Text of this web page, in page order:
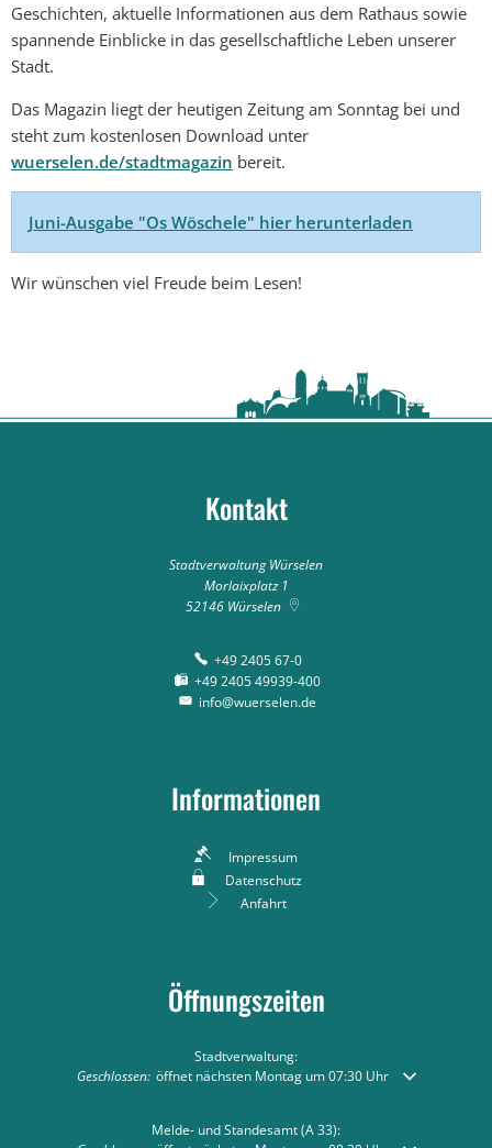
Geschichten, aktuelle Informationen aus dem Rathaus sowie
spannende Einblicke in das gesellschaftliche Leben unserer
Stadt.
Das Magazin liegt der heutigen Zeitung am Sonntag bei und
steht zum kostenlosen Download unter
wuerselen.de/stadtmagazin bereit.
Juni-Ausgabe "Os Wöschele" hier herunterladen
Wir wünschen viel Freude beim Lesen!
Kontakt
Stadtverwaltung Würselen
Morlaixplatz 1
52146 Würselen
+49 2405 67-0
+49 2405 49939-400
info@wuerselen.de
Informationen
Impressum
Datenschutz
Anfahrt
Öffnungszeiten
Stadtverwaltung:
Klicken, um weitere Öffnungs- oder Schließzeiten auszublenden
Geschlossen: öffnet nächsten Montag um 07:30 Uhr
Melde- und Standesamt (A 33):